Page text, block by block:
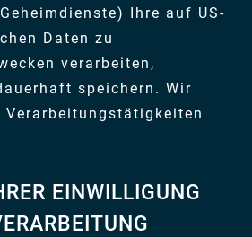
Ihre auf US-
Daten zu
verarbeiten,
speichern. Wir
Verarbeitungstätigkeiten
EINWILLIGUNG